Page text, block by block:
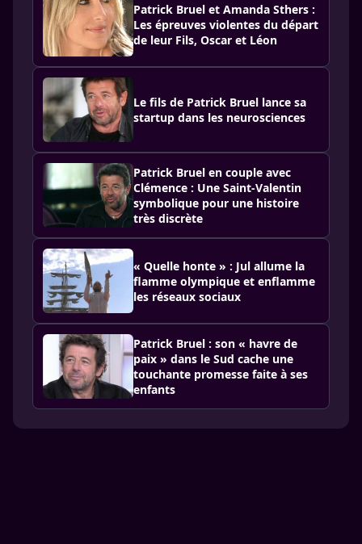
Patrick Bruel et Amanda Sthers :
Les épreuves violentes du départ
de leur Fils, Oscar et Léon
Le fils de Patrick Bruel lance sa
startup dans les neurosciences
Patrick Bruel en couple avec
Clémence : Une Saint-Valentin
symbolique pour une histoire
très discrète
« Quelle honte » : Jul allume la
flamme olympique et enflamme
les réseaux sociaux
Patrick Bruel : son « havre de
paix » dans le Sud cache une
touchante promesse faite à ses
enfants